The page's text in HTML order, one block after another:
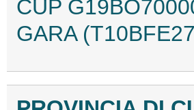
CUP
GARA